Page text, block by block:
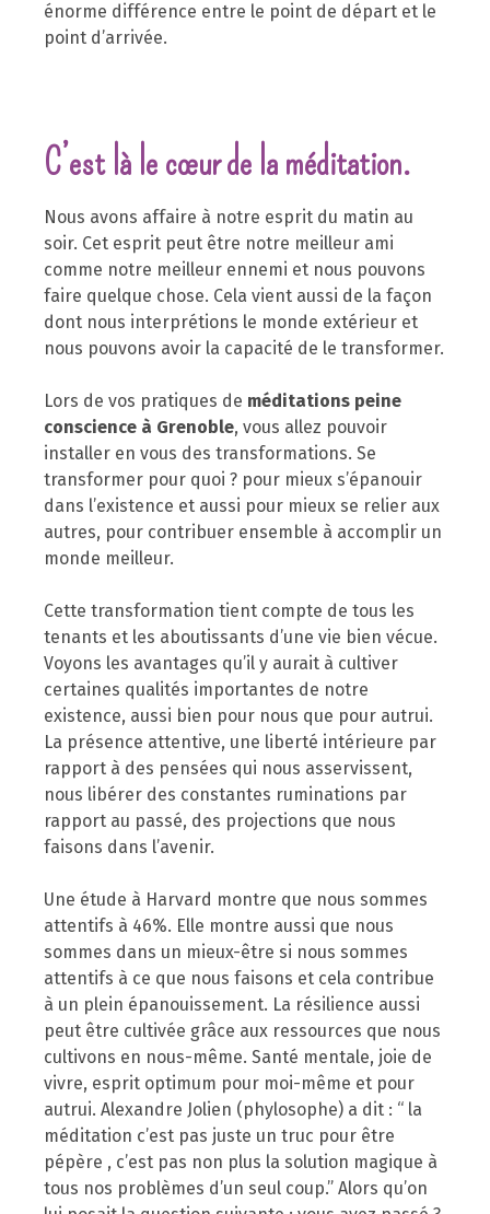
énorme différence entre le point de départ et le
point d’arrivée.
C’est là le cœur de la méditation.
Nous avons affaire à notre esprit du matin au
soir. Cet esprit peut être notre meilleur ami
comme notre meilleur ennemi et nous pouvons
faire quelque chose. Cela vient aussi de la façon
dont nous interprétions le monde extérieur et
nous pouvons avoir la capacité de le transformer.
Lors de vos pratiques de méditations peine
conscience à Grenoble, vous allez pouvoir
installer en vous des transformations. Se
transformer pour quoi ? pour mieux s’épanouir
dans l’existence et aussi pour mieux se relier aux
autres, pour contribuer ensemble à accomplir un
monde meilleur.
Cette transformation tient compte de tous les
tenants et les aboutissants d’une vie bien vécue.
Voyons les avantages qu’il y aurait à cultiver
certaines qualités importantes de notre
existence, aussi bien pour nous que pour autrui.
La présence attentive, une liberté intérieure par
rapport à des pensées qui nous asservissent,
nous libérer des constantes ruminations par
rapport au passé, des projections que nous
faisons dans l’avenir.
Une étude à Harvard montre que nous sommes
attentifs à 46%. Elle montre aussi que nous
sommes dans un mieux-être si nous sommes
attentifs à ce que nous faisons et cela contribue
à un plein épanouissement. La résilience aussi
peut être cultivée grâce aux ressources que nous
cultivons en nous-même. Santé mentale, joie de
vivre, esprit optimum pour moi-même et pour
autrui. Alexandre Jolien (phylosophe) a dit : “ la
méditation c’est pas juste un truc pour être
pépère , c’est pas non plus la solution magique à
tous nos problèmes d’un seul coup.” Alors qu’on